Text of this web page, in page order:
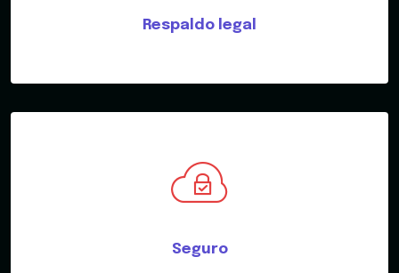
Respaldo legal
Seguro